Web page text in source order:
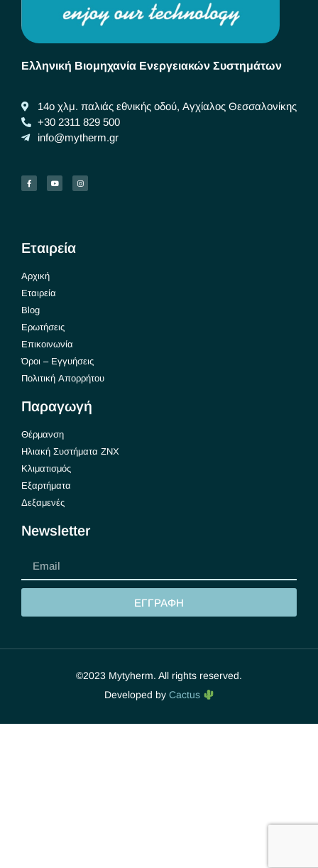
Ελληνική Βιομηχανία Ενεργειακών Συστημάτων
14ο χλμ. παλιάς εθνικής οδού, Αγχίαλος Θεσσαλονίκης
+30 2311 829 500
info@mytherm.gr
Εταιρεία
Αρχική
Εταιρεία
Blog
Ερωτήσεις
Επικοινωνία
Όροι – Εγγυήσεις
Πολιτική Απορρήτου
Παραγωγή
Θέρμανση
Ηλιακή Συστήματα ΖΝΧ
Κλιματισμός
Εξαρτήματα
Δεξαμενές
Newsletter
ΕΓΓΡΑΦΗ
©2023 Mytyherm. All rights reserved.
Developed by Cactus